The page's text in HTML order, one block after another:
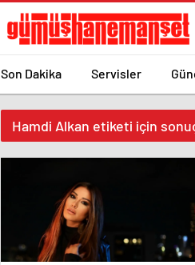
Son Dakika Servisler
Hamdi Alkan etiketi için